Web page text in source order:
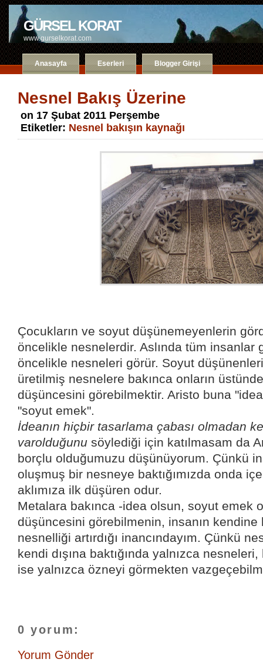
GÜRSEL KORAT
www.gurselkorat.com
Anasayfa Eserleri Blogger Girişi
Nesnel Bakış Üzerine
on 17 Şubat 2011 Perşembe
Etiketler: Nesnel bakışın kaynağı
Çocukların ve soyut düşünemeyenlerin
öncelikle nesnelerdir. Aslında tüm insanlar
öncelikle nesneleri görür. Soyut
üretilmiş nesnelere bakınca onların
düşüncesini görebilmektir. Aristo buna
"soyut emek".
İdeanın hiçbir tasarlama çabası olmadan
varolduğunu söylediği için katılmasam da
borçlu olduğumuzu düşünüyorum. Çünkü
oluşmuş bir nesneye baktığımızda onda
aklımıza ilk düşüren odur.
Metalara bakınca -idea olsun, soyut emek
düşüncesini görebilmenin, insanın kendine
nesnelliği artırdığı inancındayım. Çünkü
kendi dışına baktığında yalnızca
ise yalnızca özneyi görmekten
0 yorum:
Yorum Gönder